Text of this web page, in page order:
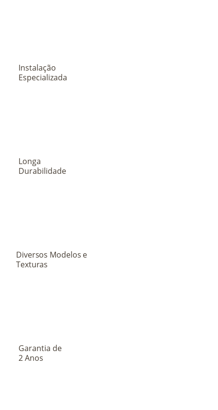
Instalação
Especializada
Longa
Durabilidade
Diversos Modelos e
Texturas
Garantia de
2 Anos